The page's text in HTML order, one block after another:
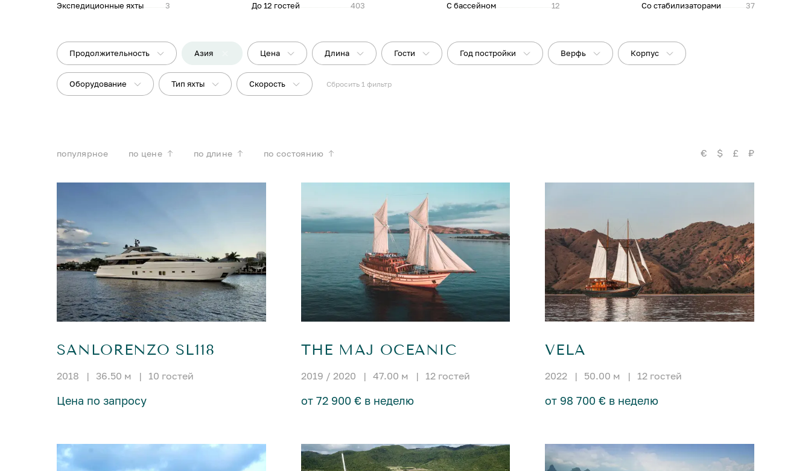
Экспедиционные яхты 3 До 12 гостей 403 С бассейном 12 Со стабилизаторами 37
Продолжительность Азия Цена Длина Гости Год постройки Верфь Корпус
Оборудование Тип яхты Скорость Сбросить 1 фильтр
популярное по цене по длине по состоянию € $ £ ₽
SANLORENZO SL118
2018 | 36.50 м | 10 гостей
Цена по запросу
THE MAJ OCEANIC
2019 / 2020 | 47.00 м | 12 гостей
от 72 900 € в неделю
VELA
2022 | 50.00 м | 12 гостей
от 98 700 € в неделю